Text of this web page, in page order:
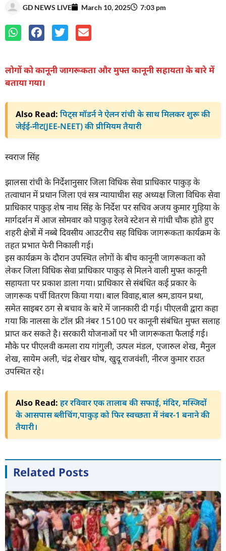
GD NEWS LIVE March 10, 2025 7:03 pm
लोगों को कानूनी जागरूकता और मुफ्त कानूनी सहायता के बारे में
बताया गया।
Also Read: पिट्स मॉडर्न ने ऐलन रांची के साथ मिलकर शुरू की
जेईई-नीट(JEE-NEET) की प्रीमियम तैयारी
स्वराज सिंह
झालसा रांची के निर्देशानुसार जिला विधिक सेवा प्राधिकार पाकुड़ के
तत्वाधान में प्रधान जिला एवं सत्र न्यायाधीश सह अध्यक्ष जिला विधिक सेवा
प्राधिकार पाकुड़ शेष नाथ सिंह के निर्देश पर सचिव अजय कुमार गुड़िया के
मार्गदर्शन में आज सोमवार को पाकुड़ रेलवे स्टेशन से गांधी चौक होते हुए
शहरी क्षेत्रों में नब्बे दिवसीय आउटरीच सह विधिक जागरूकता कार्यक्रम के
तहत प्रभात फेरी निकाली गई।
इस कार्यक्रम के दौरान उपस्थित लोगों के बीच कानूनी जागरूकता को
लेकर जिला विधिक सेवा प्राधिकार पाकुड़ से मिलने वाली मुफ्त कानूनी
सहायता पर प्रकाश डाला गया। प्राधिकार से संबंधित कई प्रकार के
जागरूक पर्ची वितरण किया गया। बाल विवाह,बाल श्रम,डायन प्रथा,
समेत साइबर ठग से बचाव के बारे में जानकारी दी गई। पीएलवी द्वारा कहा
गया कि नालसा के टॉल फ्री नंबर 15100 पर कानूनी संबंधित मुफ्त सलाह
प्राप्त कर सकते है। सरकारी योजनाओं पर भी जागरूकता फैलाई गई।
मौके पर पीएलवी कमला राय गांगुली, उत्पल मंडल, एजारुल शेख, मैनुल
शेख, सायेम अली, चंद्र शेखर घोष, खुदू राजवंशी, नीरज कुमार राउत
उपस्थित रहे।
Also Read: हर रविवार एक तालाब की सफाई, मंदिर, मस्जिदों
के आसपास ब्लीचिंग,पाकुड़ को फिर स्वच्छता में नंबर-1 बनाने की
तैयारी।
Related Posts